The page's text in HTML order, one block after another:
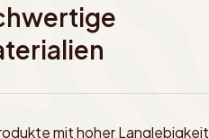
mit hoher Langlebigkeit